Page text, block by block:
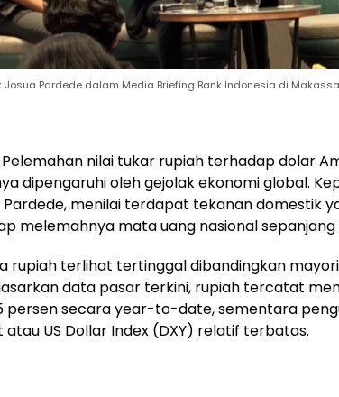
Josua Pardede dalam Media Briefing Bank Indonesia di
nilai tukar rupiah terhadap dolar
dipengaruhi oleh gejolak ekonomi global.
Pardede, menilai terdapat tekanan domestik
melemahnya mata uang nasional sepanjang
rupiah terlihat tertinggal dibandingkan
data pasar terkini, rupiah tercatat
persen secara year-to-date, sementara
US Dollar Index (DXY) relatif terbatas.